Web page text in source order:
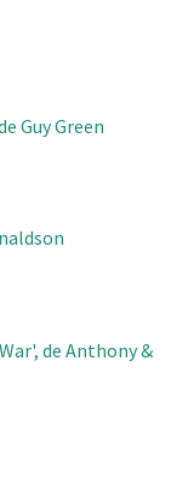
Guy Green
de Anthony &